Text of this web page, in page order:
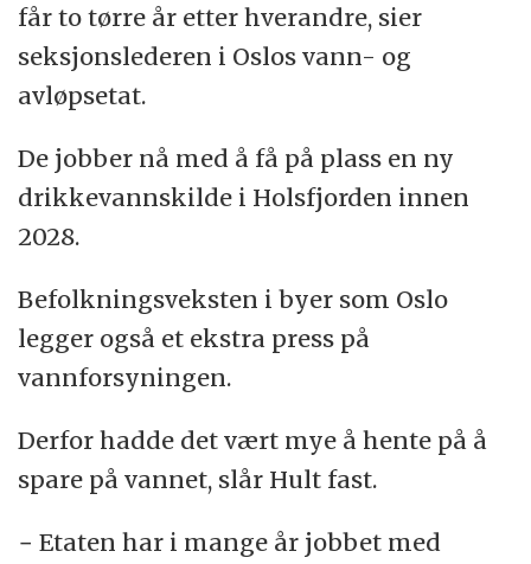
får to tørre år etter hverandre, sier
seksjonslederen i Oslos vann- og
avløpsetat.
De jobber nå med å få på plass en ny
drikkevannskilde i Holsfjorden innen
2028.
Befolkningsveksten i byer som Oslo
legger også et ekstra press på
vannforsyningen.
Derfor hadde det vært mye å hente på å
spare på vannet, slår Hult fast.
− Etaten har i mange år jobbet med